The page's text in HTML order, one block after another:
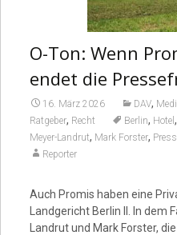
O-Ton: Wenn
endet die
16. März 2026 DAV,
Ratgeber, Recht Berlin, Hotel ,
Meyer-Landrut, Mark Forster,
Reporter
Auch Promis haben eine
Landgericht Berlin II. In dem
Landrut und Mark Forster,